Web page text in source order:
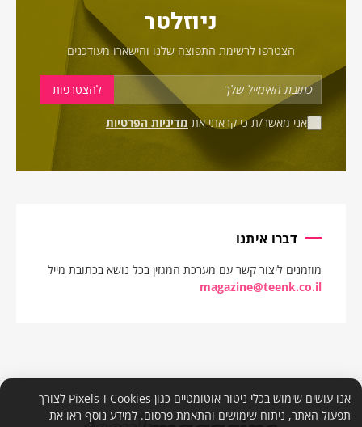
ניוזלטר
הצטרפו לרשימת התפוצה שלנו והישארו מעודכנים
אני מאשר/ת כי קראתי את מדיניות הפרטיות
דברו איתנו
מוזמנים ליצור קשר עם מערכת המגזין בכל נושא בכתובת מייל
magazine@teenk.co.il
אנו עושים שימוש בכלי ניטור אוטומטיים כגון Cookies ו-Pixels לצורך
תפעול האתר, ניתוח שימושים והתאמת פרסום. למידע נוסף ראו את